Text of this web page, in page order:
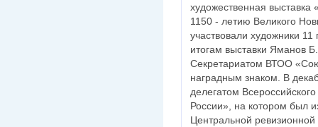
художественная
1150 - летию Великого
участвовали художники
итогам выставки Яманов
Секретариатом ВТОО
наградным знаком. В
делегатом
России», на котором был
Центральной ревизионной